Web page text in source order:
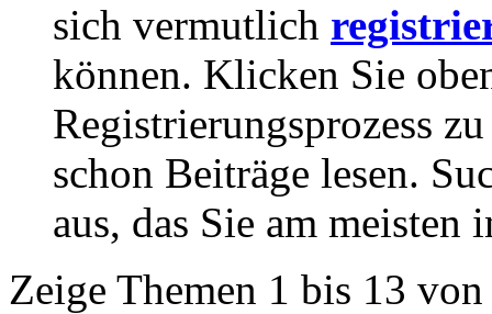
sich vermutlich
können. Klicken Sie
Registrierungsprozess
schon Beiträge lesen.
aus, das Sie am meisten
Zeige Themen 1 bis 13